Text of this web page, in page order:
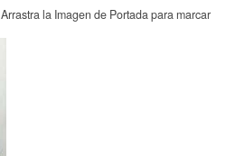
Arrastra la Imagen de Portada para marcar